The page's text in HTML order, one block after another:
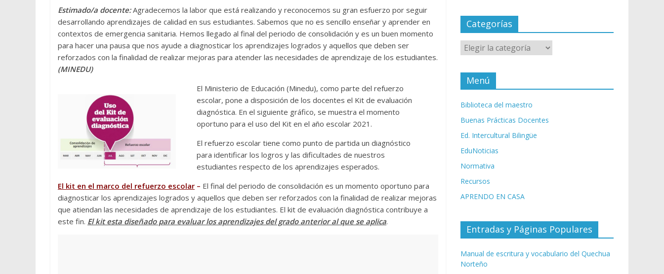
Estimado/a docente:Agradecemos la labor que está realizando y reconocemos su gran esfuerzo por seguir
desarrollando aprendizajes de calidad en sus estudiantes. Sabemos que no es sencillo enseñar y aprender en
contextos de emergencia sanitaria. Hemos llegado al final del periodo de consolidación y es un buen momento
para hacer una pausa que nos ayude a diagnosticar los aprendizajes logrados y aquellos que deben ser
reforzados con la finalidad de realizar mejoras para atender las necesidades de aprendizaje de los estudiantes.
(MINEDU)
El Ministerio de Educación (Minedu), como parte del refuerzo
escolar, pone a disposición de los docentes el Kit de evaluación
diagnóstica. En el siguiente gráfico, se muestra el momento
oportuno para el uso del Kit en el año escolar 2021.
El refuerzo escolar tiene como punto de partida un diagnóstico
para identificar los logros y las dificultades de nuestros
estudiantes respecto de los aprendizajes esperados.
El kit en el marco del refuerzo escolar – El final del periodo de consolidación es un momento oportuno para
diagnosticar los aprendizajes logrados y aquellos que deben ser reforzados con la finalidad de realizar mejoras
que atiendan las necesidades de aprendizaje de los estudiantes. El kit de evaluación diagnóstica contribuye a
este fin. El kit esta diseñado para evaluar los aprendizajes del grado anterior al que se aplica.
Categorías
Categorías
Menú
Biblioteca del maestro
Buenas Prácticas Docentes
Ed. Intercultural Bilingüe
EduNoticias
Normativa
Recursos
APRENDO EN CASA
Entradas y Páginas Populares
Manual de escritura y vocabulario del Quechua
Norteño